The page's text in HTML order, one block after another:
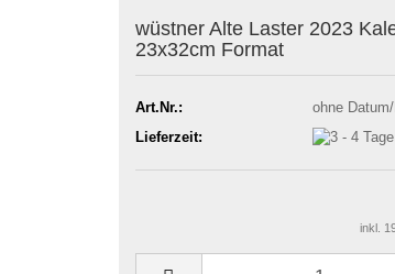
wüstner Alte Laster 2023
23x32cm Format
Art.Nr.:
ohne Datum/
Lieferzeit:
inkl.